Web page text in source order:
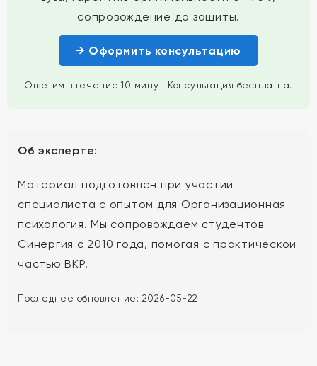
сопровождение до защиты.
→ Оформить консультацию
Ответим в течение 10 минут. Консультация бесплатна.
Об эксперте:
Материал подготовлен при участии
специалиста с опытом для Организационная
психология. Мы сопровождаем студентов
Синергия с 2010 года, помогая с практической
частью ВКР.
Последнее обновление: 2026-05-22